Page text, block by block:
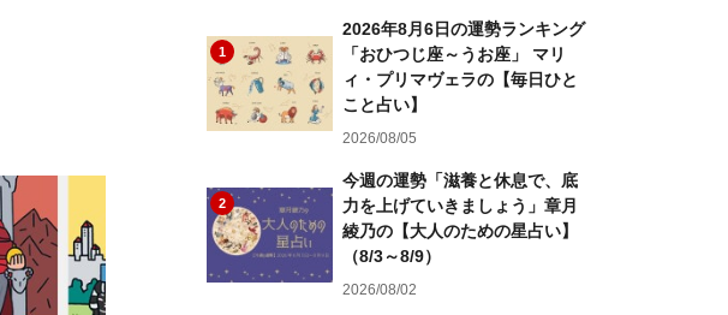
1
2026年8月6日の運勢ランキング
「おひつじ座～うお座」 マリ
ィ・プリマヴェラの【毎日ひと
こと占い】
2026/08/05
2
今週の運勢「滋養と休息で、底
力を上げていきましょう」章月
綾乃の【大人のための星占い】
（8/3～8/9）
2026/08/02